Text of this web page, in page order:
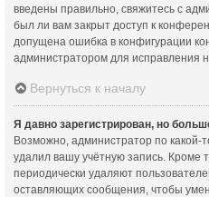
введены правильно, свяжитесь с
был ли вам закрыт доступ к
допущена ошибка в конфигурации
администратором для исправления
Вернуться к началу
Я давно зарегистрирован, но
Возможно, администратор по какой-
удалил вашу учётную запись. Кроме
периодически удаляют
оставляющих сообщения, чтобы